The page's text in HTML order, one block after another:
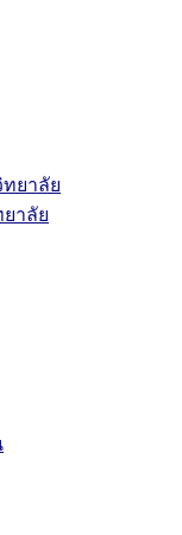
ยาลัย
าลัย